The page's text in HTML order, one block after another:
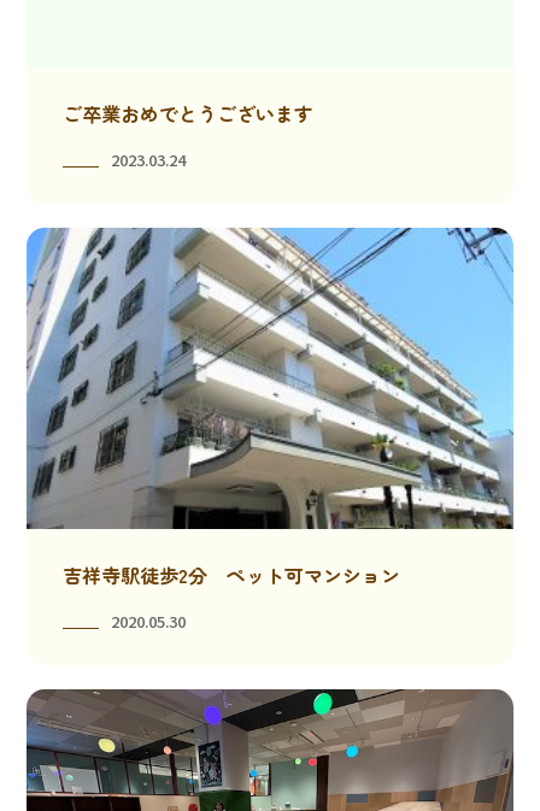
ご卒業おめでとうございます
2023.03.24
吉祥寺駅徒歩2分 ペット可マンション
2020.05.30